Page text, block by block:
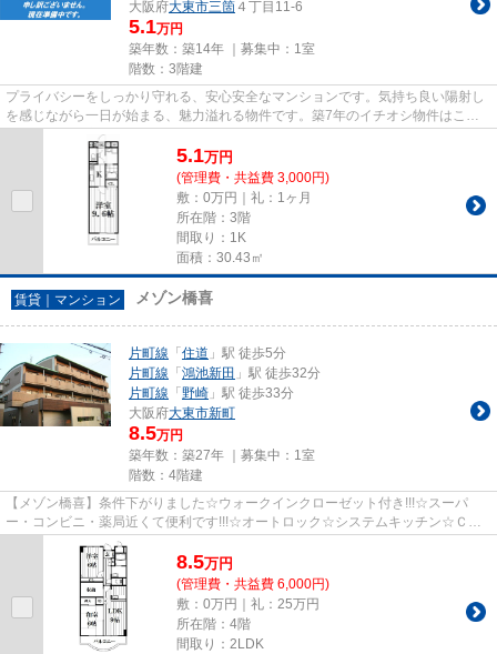
大阪府大東市三箇 ４丁目11-6
5.1万円
築年数：築14年 ｜募集中： 1室
階数：3階建
プライバシーをしっかり守れる、安心安全なマンションです。気持ち良い陽射し
を感じながら一日が始まる、魅力溢れる物件です。築7年のイチオシ物件はこち
らです。大東市エリアと片町線...
5.1万円
(管理費・共益費 3,000円)
敷：0万円｜礼：1ヶ月
所在階：3階
間取り：1K
面積：30.43㎡
賃貸｜マンション メゾン橋喜
片町線 「 住道 」駅 徒歩5分
片町線 「 鴻池新田 」駅 徒歩32分
片町線 「 野崎 」駅 徒歩33分
大阪府大東市新町
8.5万円
築年数：築27年 ｜募集中： 1室
階数：4階建
【メゾン橋喜】条件下がりました☆ウォークインクローゼット付き!!!☆スーパ
ー・コンビニ・薬局近くて便利です!!!☆オートロック☆システムキッチン☆ＣＡ
ＴＶ☆駐車場☆追い焚き機能☆シャン...
8.5万円
(管理費・共益費 6,000円)
敷：0万円｜礼：25万円
所在階：4階
間取り：2LDK